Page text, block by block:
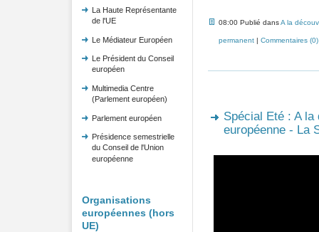
La Haute Représentante
de l'UE
Le Médiateur Européen
Le Président du Conseil
européen
Multimedia Centre
(Parlement européen)
Parlement européen
Présidence semestrielle
du Conseil de l'Union
européenne
Organisations
européennes (hors
UE)
08:00 Publié dansA la
permanent| Commentaires (0)
Spécial Eté : A la
européenne - La